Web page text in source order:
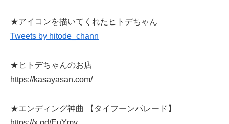
★アイコンを描いてくれたヒトデちゃん
Tweets by hitode_chann
★ヒトデちゃんのお店
https://kasayasan.com/
★エンディング神曲 【タイフーンパレード】